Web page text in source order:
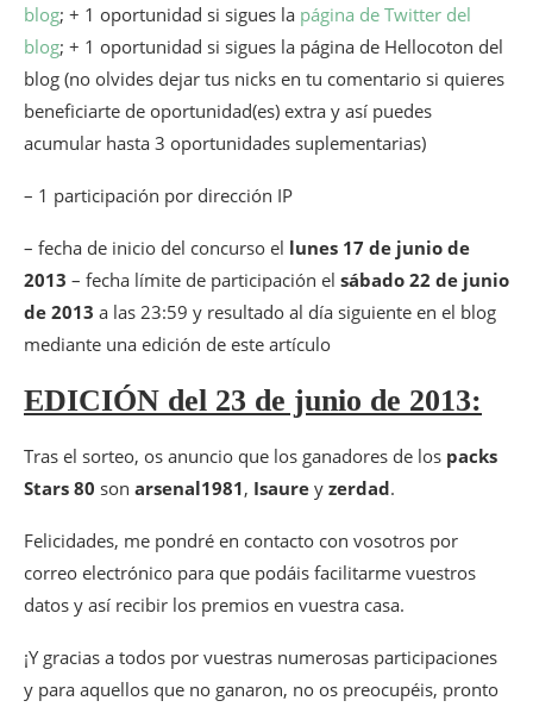
blog; + 1 oportunidad si sigues la página de Twitter del
blog; + 1 oportunidad si sigues la página de Hellocoton del
blog (no olvides dejar tus nicks en tu comentario si quieres
beneficiarte de oportunidad(es) extra y así puedes
acumular hasta 3 oportunidades suplementarias)
– 1 participación por dirección IP
– fecha de inicio del concurso el lunes 17 de junio de
2013 – fecha límite de participación el sábado 22 de junio
de 2013 a las 23:59 y resultado al día siguiente en el blog
mediante una edición de este artículo
EDICIÓN del 23 de junio de 2013:
Tras el sorteo, os anuncio que los ganadores de los packs
Stars 80 son arsenal1981, Isaure y zerdad.
Felicidades, me pondré en contacto con vosotros por
correo electrónico para que podáis facilitarme vuestros
datos y así recibir los premios en vuestra casa.
¡Y gracias a todos por vuestras numerosas participaciones
y para aquellos que no ganaron, no os preocupéis, pronto